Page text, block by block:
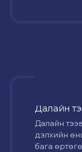
Далайн
Далайн
дэлхийн
бага